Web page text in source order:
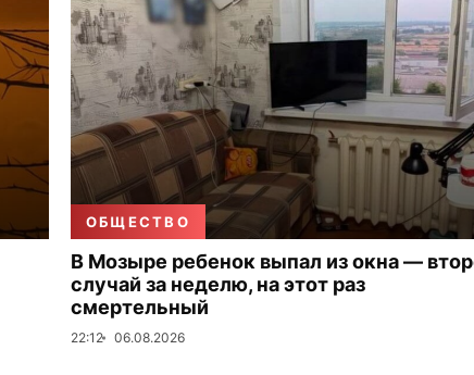
ОБЩЕСТВО
В Мозыре ребенок выпал из окна —
случай за неделю, на этот раз
смертельный
22:12 06.08.2026